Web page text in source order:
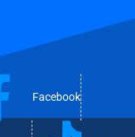
Facebook